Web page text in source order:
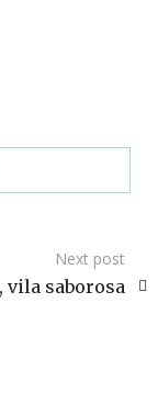
Next post
vila saborosa